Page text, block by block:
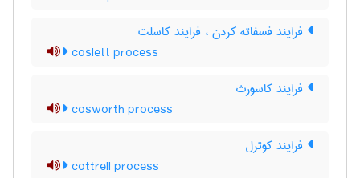
فرایند فسفاته کردن ، فرایند کاسلت
coslett process
فرایند کاسورث
cosworth process
فرایند کوترل
cottrell process